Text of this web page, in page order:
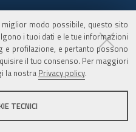
modo possibile, questo sito
i tuoi dati e le tue informazioni
e profilazione, e pertanto possono
il tuo consenso. Per maggiori
la nostra Privacy policy.
TECNICI